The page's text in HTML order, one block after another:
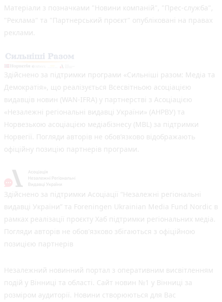
Матеріали з позначками "Новини компаній", "Прес-служба",
"Реклама" та "Партнерський проєкт" опубліковані на правах
реклами.
Здійснено за підтримки програми «Сильніші разом: Медіа та
Демократія», що реалізується Всесвітньою асоціацією
видавців новин (WAN-IFRA) у партнерстві з Асоціацією
«Незалежні регіональні видавці України» (АНРВУ) та
Норвезькою асоціацією медіабізнесу (MBL) за підтримки
Норвегії. Погляди авторів не обов’язково відображають
офіційну позицію партнерів програми.
Здійснено за підтримки Асоціації “Незалежні регіональні
видавці України” та Foreningen Ukrainian Media Fund Nordic в
рамках реалізації проєкту Хаб підтримки регіональних медіа.
Погляди авторів не обов'язково збігаються з офіційною
позицією партнерів
Незалежний новинний портал з оперативним висвітленням
подій у Вінниці та області. Сайт новин №1 у Вінниці за
розміром аудиторії. Новини створюються для Вас